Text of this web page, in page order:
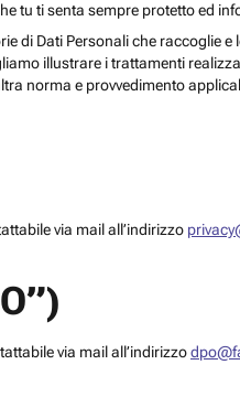
tu ti senta sempre protetto ed
di Dati Personali che raccoglie
illustrare i trattamenti
norma e provvedimento
via mail all’indirizzo
via mail all’indirizzo